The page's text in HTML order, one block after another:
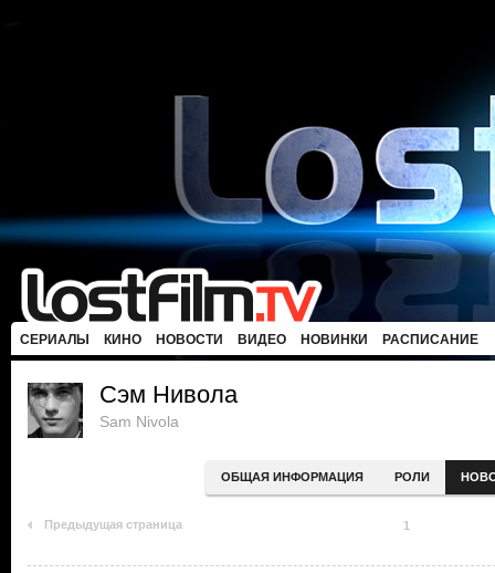
СЕРИАЛЫ КИНО НОВОСТИ ВИДЕО НОВИНКИ РАСПИСАНИЕ
Сэм Нивола
Sam Nivola
ОБЩАЯ ИНФОРМАЦИЯ РОЛИ
Предыдущая страница 1